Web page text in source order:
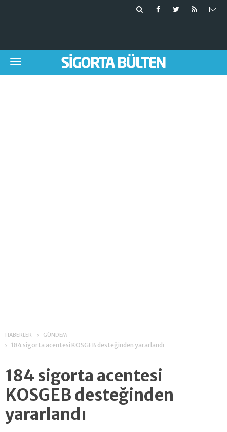
HABERLER GÜNDEM
184 sigorta acentesi KOSGEB desteğinden yararlandı
184 sigorta acentesi
KOSGEB desteğinden
yararlandı